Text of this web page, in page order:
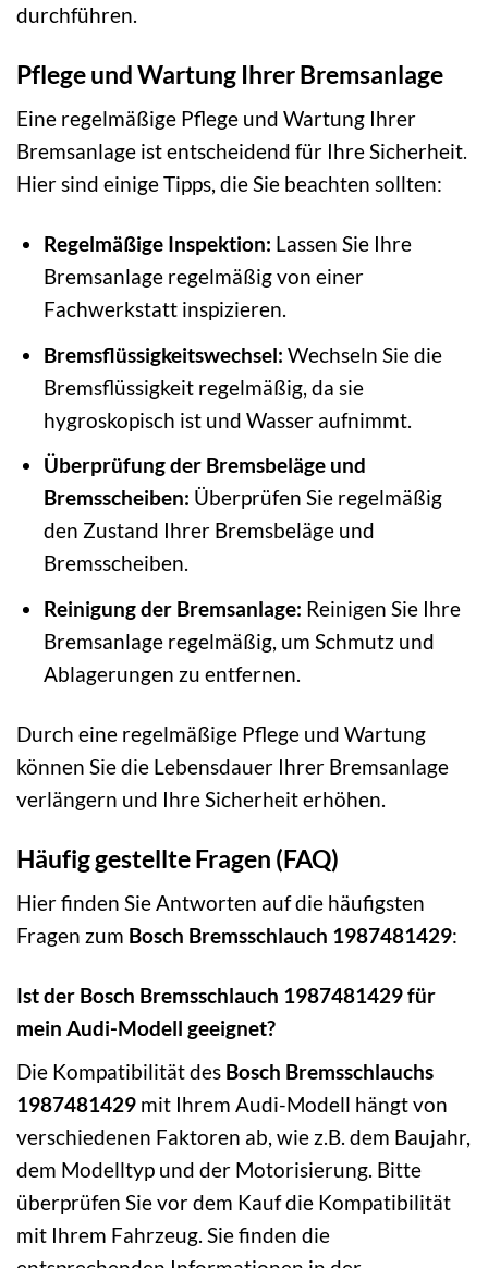
durchführen.
Pflege und Wartung Ihrer Bremsanlage
Eine regelmäßige Pflege und Wartung Ihrer
Bremsanlage ist entscheidend für Ihre Sicherheit.
Hier sind einige Tipps, die Sie beachten sollten:
Regelmäßige Inspektion: Lassen Sie Ihre
Bremsanlage regelmäßig von einer
Fachwerkstatt inspizieren.
Bremsflüssigkeitswechsel: Wechseln Sie die
Bremsflüssigkeit regelmäßig, da sie
hygroskopisch ist und Wasser aufnimmt.
Überprüfung der Bremsbeläge und
Bremsscheiben: Überprüfen Sie regelmäßig
den Zustand Ihrer Bremsbeläge und
Bremsscheiben.
Reinigung der Bremsanlage: Reinigen Sie Ihre
Bremsanlage regelmäßig, um Schmutz und
Ablagerungen zu entfernen.
Durch eine regelmäßige Pflege und Wartung
können Sie die Lebensdauer Ihrer Bremsanlage
verlängern und Ihre Sicherheit erhöhen.
Häufig gestellte Fragen (FAQ)
Hier finden Sie Antworten auf die häufigsten
Fragen zum Bosch Bremsschlauch 1987481429:
Ist der Bosch Bremsschlauch 1987481429 für
mein Audi-Modell geeignet?
Die Kompatibilität des Bosch Bremsschlauchs
1987481429 mit Ihrem Audi-Modell hängt von
verschiedenen Faktoren ab, wie z.B. dem Baujahr,
dem Modelltyp und der Motorisierung. Bitte
überprüfen Sie vor dem Kauf die Kompatibilität
mit Ihrem Fahrzeug. Sie finden die